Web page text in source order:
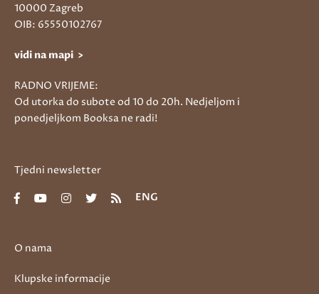
O nama
Klupske informacije
10000 Zagreb
OIB: 65550102767
vidi na mapi >
RADNO VRIJEME:
Od utorka do subote od 10 do 20h. Nedjeljom i
ponedjeljkom Booksa ne radi!
Tjedni newsletter
ENG